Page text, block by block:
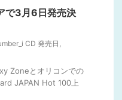
で3月6日発売決
CD 発売日,
Zoneとオリコンでの
JAPAN Hot 100上